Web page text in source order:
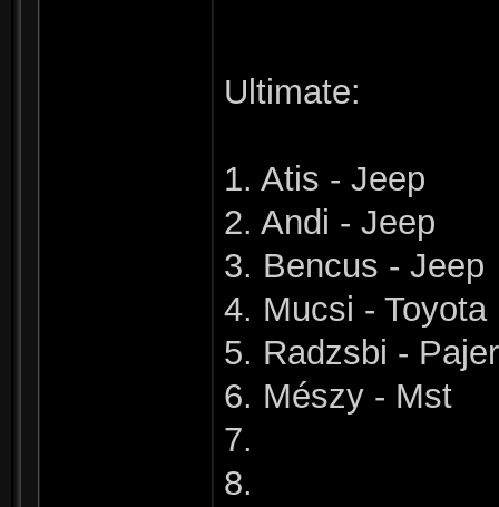
Ultimate:
1. Atis - Jeep
2. Andi - Jeep
3. Bencus - Jeep
4. Mucsi - Toyota
5. Radzsbi -
6. Mészy - Mst
7.
8.